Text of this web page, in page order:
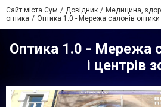
Сайт міста Сум Довідник Медицина,
оптика
Оптика 1.0 - Мережа салонів оптики
Оптика 1.0 - Мережа
і центрів